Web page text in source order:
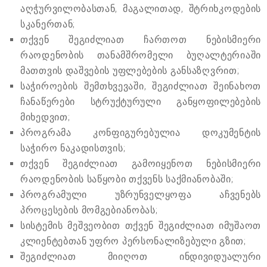
აღჭურვილობასთან, მაგალითად, შტრიხკოდების
სკანერთან;
თქვენ შეგიძლიათ ჩართოთ ნებისმიერი
რაოდენობის თანამშრომელი ბუღალტერიაში
მათთვის დაშვების უფლებების განსაზღვრით;
საჭიროების შემთხვევაში, შეგიძლიათ შეინახოთ
ჩანაწერები სტრუქტურული განყოფილებების
მიხედვით;
პროგრამა კონფიგურებულია დოკუმენტის
საჭირო ნაკადისთვის;
თქვენ შეგიძლიათ გამოიყენოთ ნებისმიერი
რაოდენობის საწყობი თქვენს საქმიანობაში;
პროგრამული უზრუნველყოფა აჩვენებს
პროცესების მომგებიანობას;
სისტემის მეშვეობით თქვენ შეგიძლიათ იმუშაოთ
კლიენტებთან უფრო პერსონალიზებული გზით;
შეგიძლიათ მიიღოთ ინდივიდუალური